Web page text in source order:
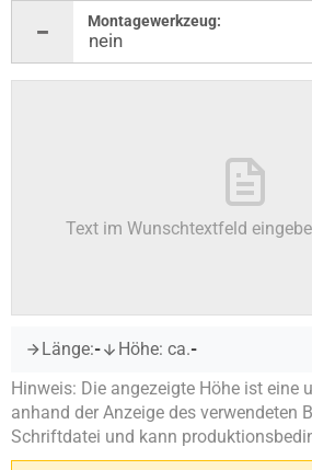
Montagewerkzeug:
Text im Wunschtextfeld
Länge:- Höhe: ca.-
Hinweis: Die angezeigte Höhe ist eine
anhand der Anzeige des verwendeten
Schriftdatei und kann